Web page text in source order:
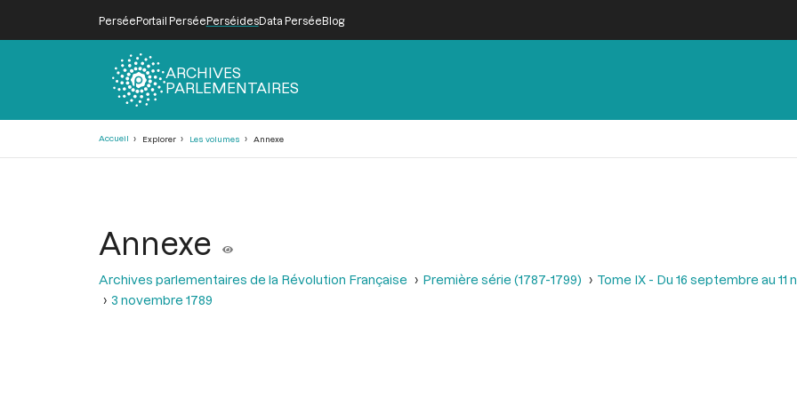
PerséePortail PerséePerséidesData PerséeBlog
ARCHIVES
PARLEMENTAIRES
Accueil Explorer Les volumes Annexe
Annexe
Archives parlementaires de la Révolution Française Première série (1787-1799) Tome IX - Du 16 septembre au 11
3 novembre 1789